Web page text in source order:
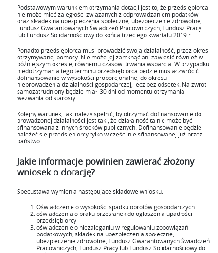
Podstawowym warunkiem otrzymania dotacji jest to, że przedsiębiorca
nie może mieć zaległości związanych z odprowadzaniem podatków
oraz składek na ubezpieczenia społeczne, ubezpieczenie zdrowotne,
Fundusz Gwarantowanych Świadczeń Pracowniczych, Fundusz Pracy
lub Fundusz Solidarnościowy do końca trzeciego kwartału 2019 r.
Ponadto przedsiębiorca musi prowadzić swoją działalność, przez okres
otrzymywanej pomocy. Nie może jej zamknąć ani zawiesić również w
późniejszym okresie, równemu czasowi trwania wsparcia. W przypadku
niedotrzymania tego terminu przedsiębiorca będzie musiał zwrócić
dofinansowanie w wysokości proporcjonalnej do okresu
nieprowadzenia działalności gospodarczej, lecz bez odsetek. Na zwrot
samozatrudniony będzie miał 30 dni od momentu otrzymania
wezwania od starosty.
Kolejny warunek, jaki należy spełnić, by otrzymać dofinansowanie do
prowadzonej działalności jest taki, że działalność ta nie może być
sfinansowana z innych środków publicznych. Dofinansowanie będzie
należeć się przedsiębiorcy tylko w części nie sfinansowanej już przez
państwo.
Jakie informacje powinien zawierać złożony
wniosek o dotację?
Specustawa wymienia następujące składowe wniosku:
Oświadczenie o wysokości spadku obrotów gospodarczych
oświadczenia o braku przesłanek do ogłoszenia upadłości
przedsiębiorcy
oświadczenie o niezaleganiu w regulowaniu zobowiązań
podatkowych, składek na ubezpieczenia społeczne,
ubezpieczenie zdrowotne, Fundusz Gwarantowanych Świadczeń
Pracowniczych, Fundusz Pracy lub Fundusz Solidarnościowy do